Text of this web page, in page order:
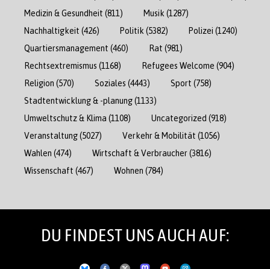
Medizin & Gesundheit (811) Musik (1287)
Nachhaltigkeit (426) Politik (5382) Polizei (1240)
Quartiersmanagement (460) Rat (981)
Rechtsextremismus (1168) Refugees Welcome (904)
Religion (570) Soziales (4443) Sport (758)
Stadtentwicklung & -planung(1133)
Umweltschutz & Klima (1108) Uncategorized (918)
Veranstaltung(5027) Verkehr & Mobilität (1056)
Wahlen (474) Wirtschaft & Verbraucher(3816)
Wissenschaft (467) Wohnen (784)
DU FINDEST UNS AUCH AUF: